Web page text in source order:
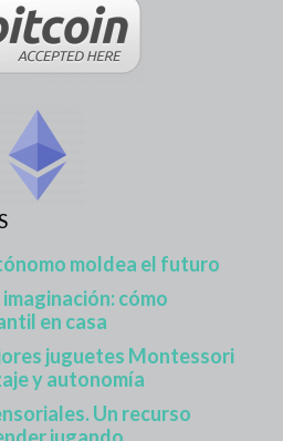
moldea el futuro
cómo
en casa
juguetes Montessori
y autonomía
Un recurso